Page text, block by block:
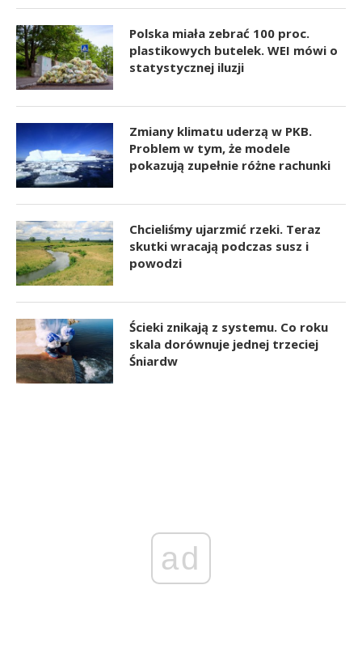
Polska miała zebrać 100 proc.
plastikowych butelek. WEI mówi o
statystycznej iluzji
Zmiany klimatu uderzą w PKB.
Problem w tym, że modele
pokazują zupełnie różne rachunki
Chcieliśmy ujarzmić rzeki. Teraz
skutki wracają podczas susz i
powodzi
Ścieki znikają z systemu. Co roku
skala dorównuje jednej trzeciej
Śniardw
ad